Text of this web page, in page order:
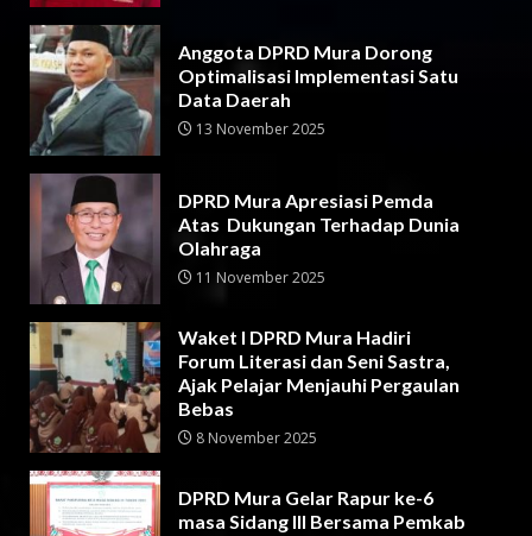
Anggota DPRD Mura Dorong
Optimalisasi Implementasi Satu
Data Daerah
13 November 2025
DPRD Mura Apresiasi Pemda
Atas Dukungan Terhadap Dunia
Olahraga
11 November 2025
Waket I DPRD Mura Hadiri
Forum Literasi dan Seni Sastra,
Ajak Pelajar Menjauhi Pergaulan
Bebas
8 November 2025
DPRD Mura Gelar Rapur ke-6
masa Sidang III Bersama Pemkab